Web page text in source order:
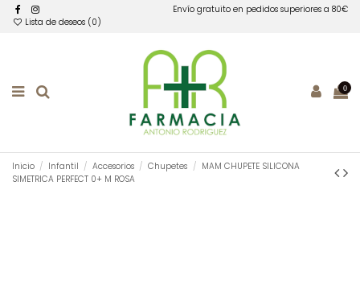
Envío gratuito en pedidos superiores a 80€
Lista de deseos (0 )
0
Inicio Infantil Accesorios Chupetes
MAM CHUPETE SILICONA
SIMETRICA PERFECT 0+ M ROSA